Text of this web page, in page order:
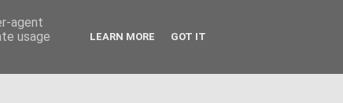
agent
usage
LEARN MORE GOT IT